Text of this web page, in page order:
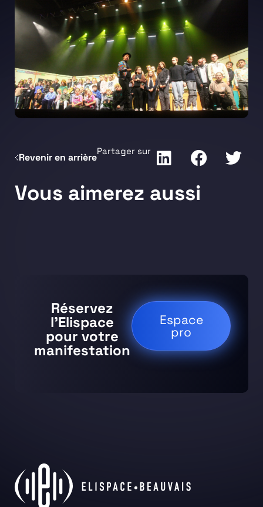
Revenir en arrière
Partager sur
Vous aimerez aussi
Réservez
l’Elispace
pour votre
manifestation
Espace
pro